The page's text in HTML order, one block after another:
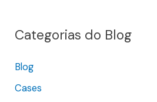
u
s
a
Categorias do Blog
Blog
Cases